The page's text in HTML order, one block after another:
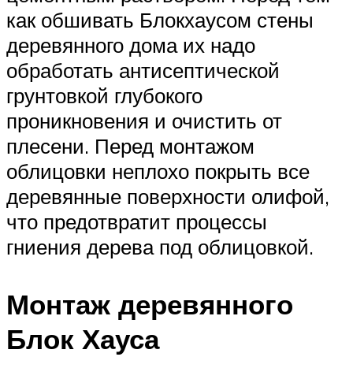
как обшивать Блокхаусом стены
деревянного дома их надо
обработать антисептической
грунтовкой глубокого
проникновения и очистить от
плесени. Перед монтажом
облицовки неплохо покрыть все
деревянные поверхности олифой,
что предотвратит процессы
гниения дерева под облицовкой.
Монтаж деревянного
Блок Хауса